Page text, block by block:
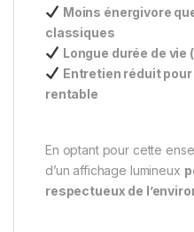
Moins énergivore
classiques
Longue durée de vie
Entretien réduit
rentable
En optant pour cette
d’un affichage lumineux
respectueux de